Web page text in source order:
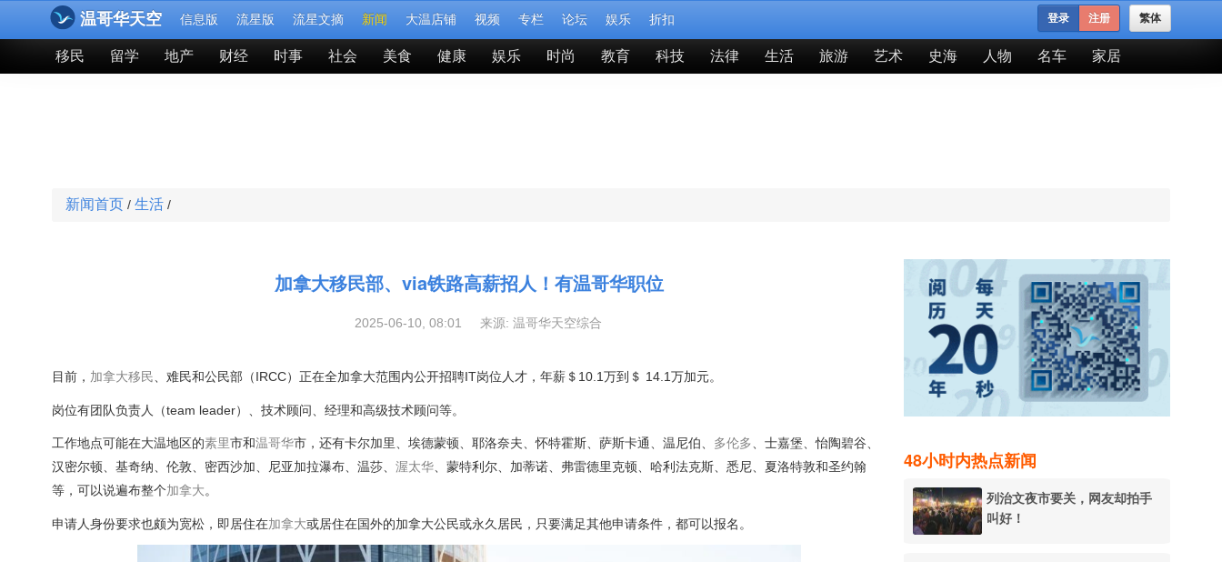
温哥华天空 信息版 流星版 流星文摘 新闻 大温店铺 视频 专栏 论坛 娱乐 折扣 繁体
登录 注册
移民 留学 地产 财经 时事 社会 美食 健康 娱乐 时尚 教育 科技 法律 生活 旅游 艺术 史海 人物 名车 家居
新闻首页 / 生活 /
加拿大移民部、via铁路高薪招人！有温哥华职位
2025-06-10, 08:01 来源: 温哥华天空综合
目前， 加拿大移民 、难民和公民部（IRCC）正在全加拿大范围内公开招聘IT岗位人才，年薪＄10.1万到＄ 14.1万加元。
岗位有团队负责人（team leader）、技术顾问、经理和高级技术顾问等。
工作地点可能在大温地区的素里市和温哥华市，还有卡尔加里、埃德蒙顿、耶洛奈夫、怀特霍斯、萨斯卡通、温尼伯、 多伦多 、士嘉堡、怡陶碧谷、
汉密尔顿、基奇纳、伦敦、密西沙加、尼亚加拉瀑布、温莎、 渥太华 、蒙特利尔、加蒂诺、弗雷德里克顿、哈利法克斯、悉尼、夏洛特敦和圣约翰
等，可以说遍布整个加拿大。
申请人身份要求也颇为宽松，即居住在加拿大或居住在国外的加拿大公民或永久居民，只要满足其他申请条件，都可以报名。
48小时内热点新闻
列治文夜市要关，网友却拍手
叫好！